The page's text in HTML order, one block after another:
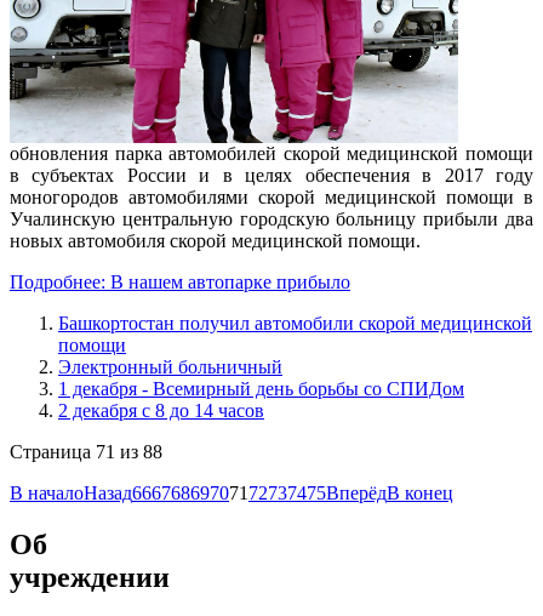
обновления парка автомобилей скорой медицинской помощи
в субъектах России и в целях обеспечения в 2017 году
моногородов автомобилями скорой медицинской помощи в
Учалинскую центральную городскую больницу прибыли два
новых автомобиля скорой медицинской помощи.
Подробнее: В нашем автопарке прибыло
Башкортостан получил автомобили скорой медицинской
помощи
Электронный больничный
1 декабря - Всемирный день борьбы со СПИДом
2 декабря с 8 до 14 часов
Страница 71 из 88
В началоНазад666768697071 72737475ВперёдВ конец
Об
учреждении